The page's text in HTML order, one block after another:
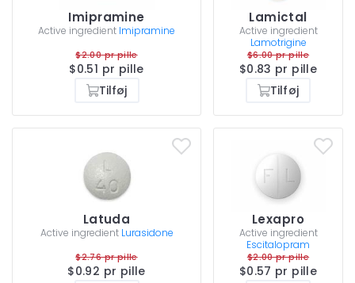
Imipramine
Active ingredient Imipramine
$2.00 pr pille
$0.51 pr pille
Tilføj
Lamictal
Active ingredient
Lamotrigine
$6.00 pr pille
$0.83 pr pille
Tilføj
Latuda
Active ingredient Lurasidone
$2.76 pr pille
$0.92 pr pille
Lexapro
Active ingredient
Escitalopram
$2.00 pr pille
$0.57 pr pille